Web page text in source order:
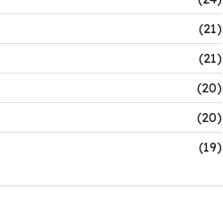
(21)
(21)
(20)
(20)
(19)